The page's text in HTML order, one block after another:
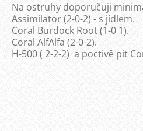
Na ostruhy doporučuji
Assimilator (2-0-2) - s jídlem.
Coral Burdock Root (1-0 1).
Coral AlfAlfa (2-0-2).
H-500 ( 2-2-2) a poctivě pit